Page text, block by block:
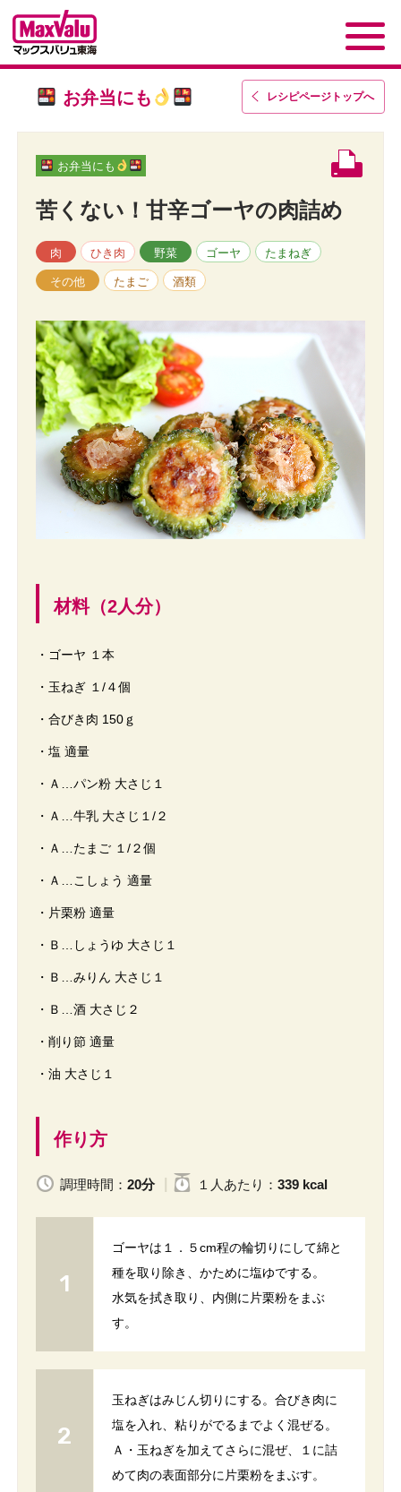
レシピページトップへ
お弁当にも
お弁当にも
苦くない！甘辛ゴーヤの肉詰め
肉 ひき肉 野菜 ゴーヤ たまねぎ
その他 たまご 酒類
材料（2人分）
・ゴーヤ １本
・玉ねぎ １/４個
・合びき肉 150ｇ
・塩 適量
・Ａ…パン粉 大さじ１
・Ａ…牛乳 大さじ１/２
・Ａ…たまご １/２個
・Ａ…こしょう 適量
・片栗粉 適量
・Ｂ…しょうゆ 大さじ１
・Ｂ…みりん 大さじ１
・Ｂ…酒 大さじ２
・削り節 適量
・油 大さじ１
作り方
調理時間： 20分 １人 あたり ： 339 kcal
ゴーヤは１．５cm程の輪切りにして綿と
種を取り除き、かために塩ゆでする。
水気を拭き取り、内側に片栗粉をまぶ
す。
玉ねぎはみじん切りにする。合びき肉に
塩を入れ、粘りがでるまでよく混ぜる。
Ａ・玉ねぎを加えてさらに混ぜ、１に詰
めて肉の表面部分に片栗粉をまぶす。